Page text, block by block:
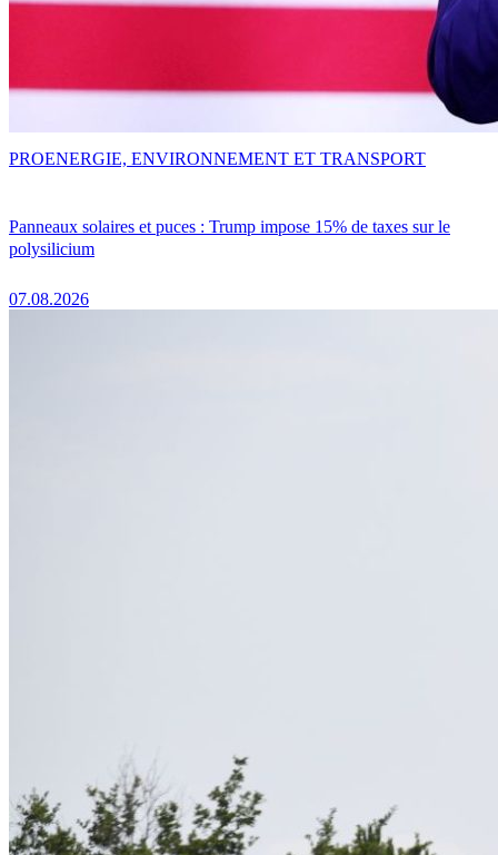
Panneaux solaires et puces : Trump impose 15% de taxes sur le
polysilicium
07.08.2026
PROENERGIE, ENVIRONNEMENT ET TRANSPORT